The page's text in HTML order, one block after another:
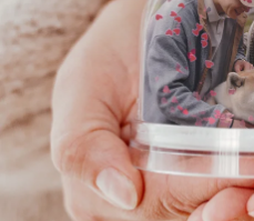
Mit Liebe gemacht, im
Erstelle etwas Einzigartiges
ihrem Namen, deinem Foto
Herzen. Kein Stress, nur
Moment.